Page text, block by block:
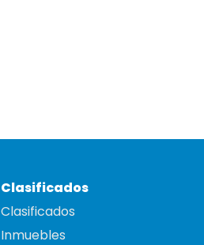
Clasificados
Clasificados
Inmuebles